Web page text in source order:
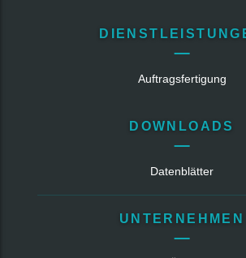
Auftragsfertigung
DOWNLOADS
Datenblätter
UNTERNEHMEN